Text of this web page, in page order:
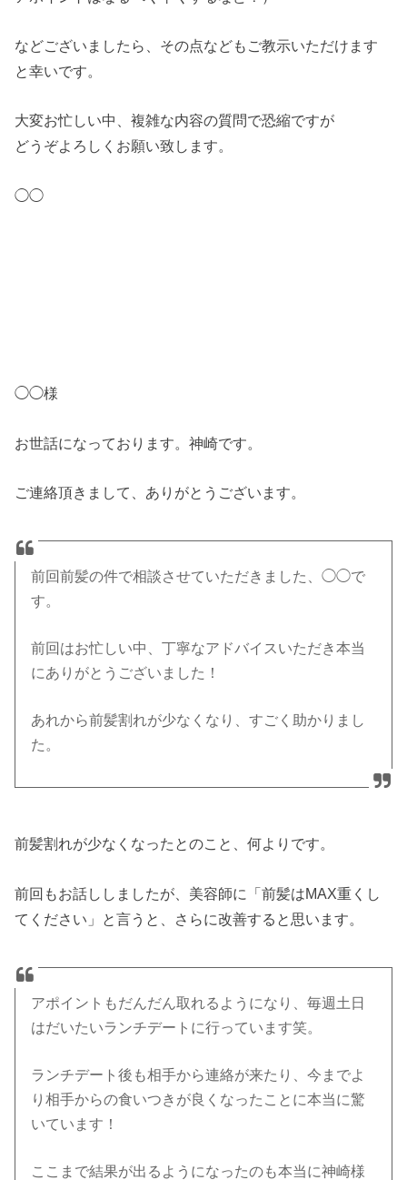
などございましたら、その点などもご教示いただけます
と幸いです。
大変お忙しい中、複雑な内容の質問で恐縮ですが
どうぞよろしくお願い致します。
◯◯
◯◯様
お世話になっております。神崎です。
ご連絡頂きまして、ありがとうございます。
前回前髪の件で相談させていただきました、◯◯で
す。
前回はお忙しい中、丁寧なアドバイスいただき本当
にありがとうございました！
あれから前髪割れが少なくなり、すごく助かりまし
た。
前髪割れが少なくなったとのこと、何よりです。
前回もお話ししましたが、美容師に「前髪はMAX重くし
てください」と言うと、さらに改善すると思います。
アポイントもだんだん取れるようになり、毎週土日
はだいたいランチデートに行っています笑。
ランチデート後も相手から連絡が来たり、今までよ
り相手からの食いつきが良くなったことに本当に驚
いています！
ここまで結果が出るようになったのも本当に神崎様